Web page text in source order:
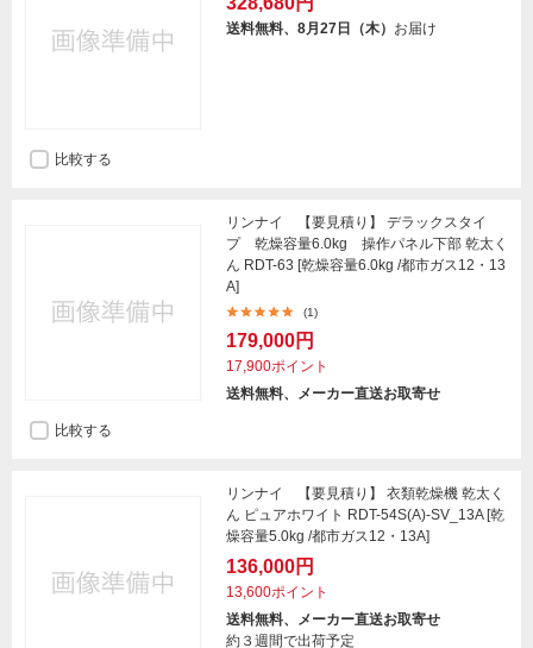
送料無料、8月27日（木） お届け
比較する
リンナイ 【要見積り】 デラックスタイ
プ 乾燥容量6.0kg 操作パネル下部 乾太く
ん RDT-63 [乾燥容量6.0kg /都市ガス12・13
A]
(1)
179,000円
17,900ポイント
送料無料、メーカー直送お取寄せ
比較する
リンナイ 【要見積り】 衣類乾燥機 乾太く
ん ピュアホワイト RDT-54S(A)-SV_13A [乾
燥容量5.0kg /都市ガス12・13A]
136,000円
13,600ポイント
送料無料、メーカー直送お取寄せ
約３週間で出荷予定